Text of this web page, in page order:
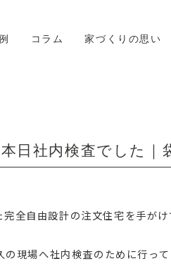
コラム 家づくりの思い
日社内検査でした｜
全自由設計の注文住宅を手がけ
現場へ社内検査のために行って